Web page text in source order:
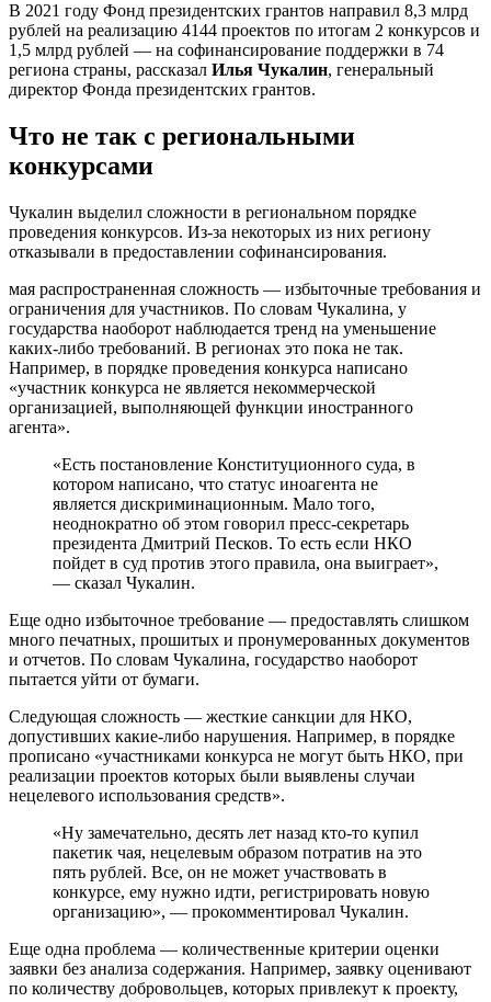
В 2021 году Фонд президентских грантов направил 8,3 млрд
рублей на реализацию 4144 проектов по итогам 2 конкурсов и
1,5 млрд рублей — на софинансирование поддержки в 74
региона страны, рассказал Илья Чукалин, генеральный
директор Фонда президентских грантов.
Что не так с региональными
конкурсами
Чукалин выделил сложности в региональном порядке
проведения конкурсов. Из-за некоторых из них региону
отказывали в предоставлении софинансирования.
мая распространенная сложность — избыточные требования и
ограничения для участников. По словам Чукалина, у
государства наоборот наблюдается тренд на уменьшение
каких-либо требований. В регионах это пока не так.
Например, в порядке проведения конкурса написано
«участник конкурса не является некоммерческой
организацией, выполняющей функции иностранного
агента».
«Есть постановление Конституционного суда, в
котором написано, что статус иноагента не
является дискриминационным. Мало того,
неоднократно об этом говорил пресс-секретарь
президента Дмитрий Песков. То есть если НКО
пойдет в суд против этого правила, она выиграет»,
— сказал Чукалин.
Еще одно избыточное требование — предоставлять слишком
много печатных, прошитых и пронумерованных документов
и отчетов. По словам Чукалина, государство наоборот
пытается уйти от бумаги.
Следующая сложность — жесткие санкции для НКО,
допустивших какие-либо нарушения. Например, в порядке
прописано «участниками конкурса не могут быть НКО, при
реализации проектов которых были выявлены случаи
нецелевого использования средств».
«Ну замечательно, десять лет назад кто-то купил
пакетик чая, нецелевым образом потратив на это
пять рублей. Все, он не может участвовать в
конкурсе, ему нужно идти, регистрировать новую
организацию», — прокомментировал Чукалин.
Еще одна проблема — количественные критерии оценки
заявки без анализа содержания. Например, заявку оценивают
по количеству добровольцев, которых привлекут к проекту,